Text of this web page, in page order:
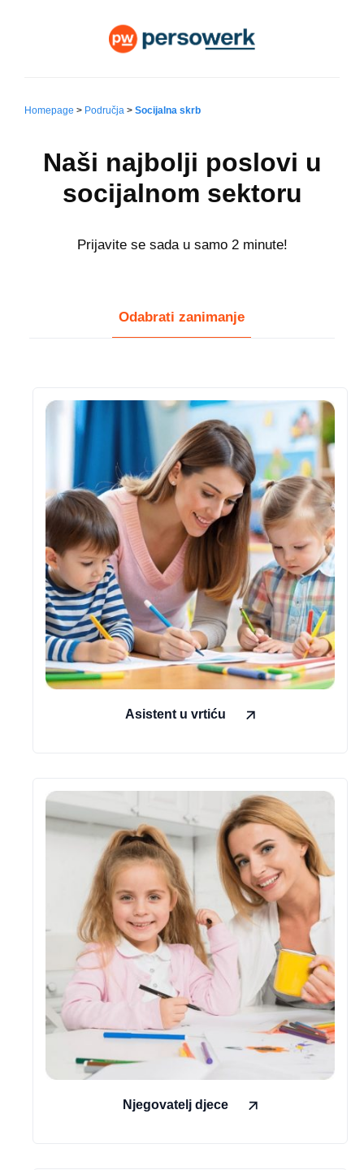
Homepage > Područja > Socijalna skrb
Naši najbolji poslovi u
socijalnom sektoru
Prijavite se sada u samo 2 minute!
Odabrati zanimanje
Asistent u vrtiću
Njegovatelj djece